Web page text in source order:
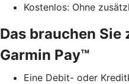
Kostenlos: Ohne
Das brauchen Sie
Garmin Pay™
Eine Debit- oder